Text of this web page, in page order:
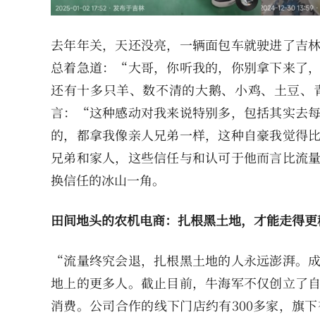
去年年关，天还没亮，一辆面包车就驶进了吉
总着急道：“大哥，你听我的，你别拿下来了
还有十多只羊、数不清的大鹅、小鸡、土豆
言：“这种感动对我来说特别多，包括其实去
的，都拿我像亲人兄弟一样，这种自豪我觉得
兄弟和家人，这些信任与和认可于他而言比流
换信任的冰山一角。
田间地头的农机电商：扎根黑土地，才能走得
“流量终究会退，扎根黑土地的人永远澎湃。
地上的更多人。截止目前，牛海军不仅创立了
消费。公司合作的线下门店约有300多家，旗